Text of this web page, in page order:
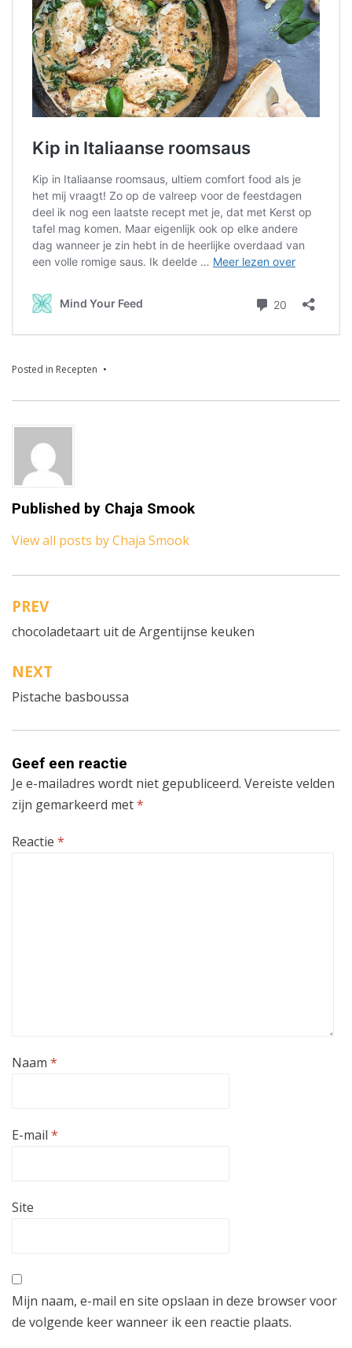
Posted in Recepten
Published by Chaja Smook
View all posts by Chaja Smook
Bericht
navigatie
PREV
chocoladetaart uit de Argentijnse keuken
NEXT
Pistache basboussa
Geef een reactie
Je e-mailadres wordt niet gepubliceerd. Vereiste velden
zijn gemarkeerd met*
Reactie *
Naam *
E-mail *
Site
Mijn naam, e-mail en site opslaan in deze browser voor
de volgende keer wanneer ik een reactie plaats.